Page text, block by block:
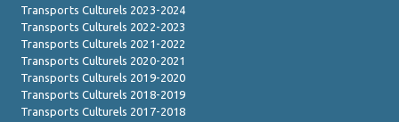
Transports Culturels 2023-2024
Transports Culturels 2022-2023
Transports Culturels 2021-2022
Transports Culturels 2020-2021
Transports Culturels 2019-2020
Transports Culturels 2018-2019
Transports Culturels 2017-2018